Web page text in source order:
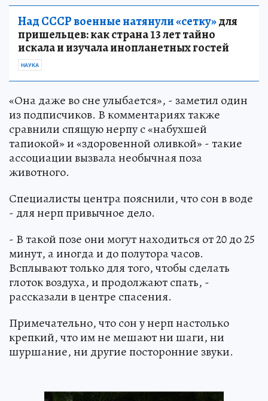
Над СССР военные натянули «сетку»для
пришельцев: как страна 13 лет тайно
искала и изучала инопланетных гостей
НАУКА
«Она даже во сне улыбается», - заметил один
из подписчиков. В комментариях также
сравнили спящую нерпу с «набухшей
тапиокой» и «здоровенной оливкой» - такие
ассоциации вызвала необычная поза
животного.
Специалисты центра пояснили, что сон в воде
- для нерп привычное дело.
- В такой позе они могут находиться от 20 до 25
минут, а иногда и до полутора часов.
Всплывают только для того, чтобы сделать
глоток воздуха, и продолжают спать, -
рассказали в центре спасения.
Примечательно, что сон у нерп настолько
крепкий, что им не мешают ни шаги, ни
шуршание, ни другие посторонние звуки.